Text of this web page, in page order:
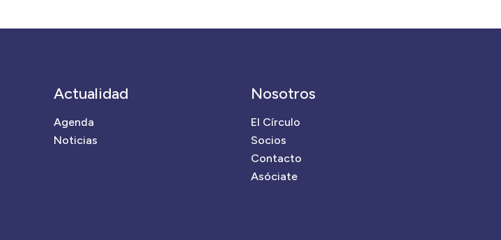
Actualidad
Agenda
Noticias
Nosotros
El Círculo
Socios
Contacto
Asóciate